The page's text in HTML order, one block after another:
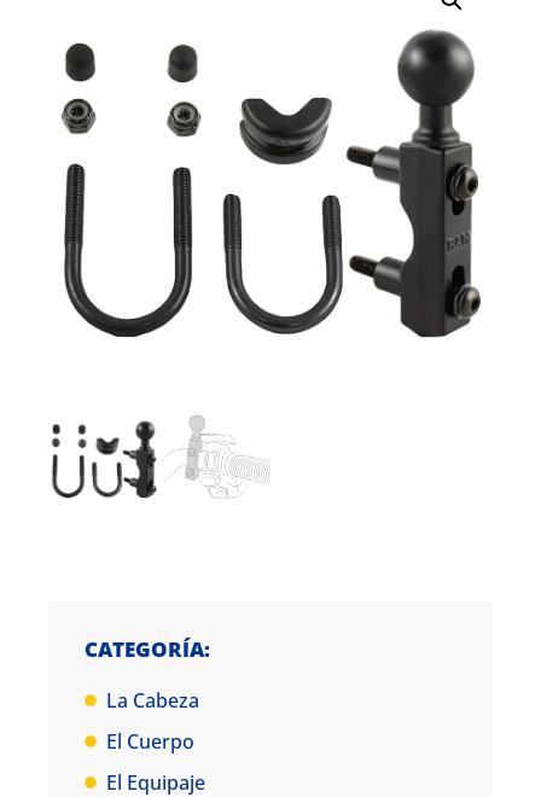
CATEGORÍA:
La Cabeza
El Cuerpo
El Equipaje